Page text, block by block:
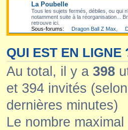
La Poubelle
Tous les sujets fermés, débiles, ou qui
notamment suite à la réorganisation...
retrouve ici.
Sous-forums:
Dragon Ball Z Max
QUI EST EN LIGNE
Au total, il y a 398
et 394 invités
dernières minutes)
Le nombre